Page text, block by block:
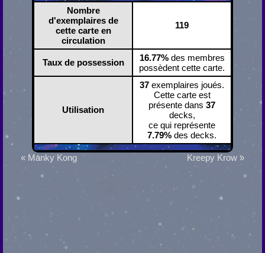
Nombre
d'exemplaires de
cette carte en
circulation
119
Taux de possession 16.77%des membres
possèdent cette carte.
Utilisation
37 exemplaires joués.
Cette carte est
présente dans 37
decks,
ce qui représente
7.79% des decks.
« Manky Kong Kreepy Krow »